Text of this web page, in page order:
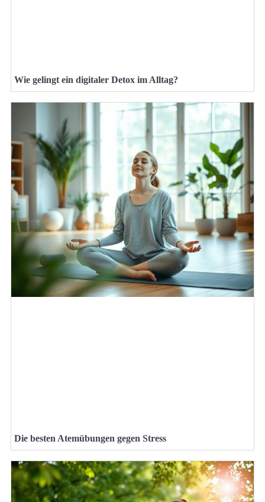
Wie gelingt ein digitaler Detox im Alltag?
Die besten Atemübungen gegen Stress